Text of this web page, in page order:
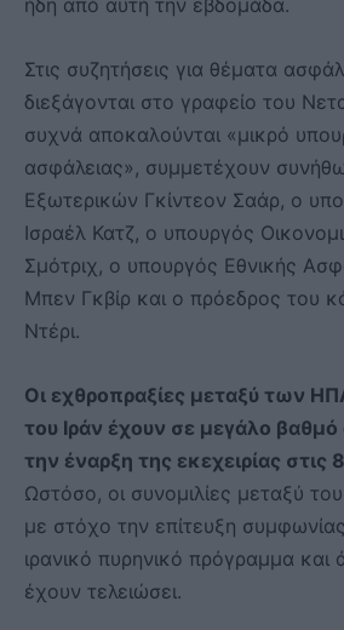
Στις συζητήσεις για θέματα
διεξάγονται στο γραφείο του
συχνά αποκαλούνται «μικρό
ασφάλειας», συμμετέχουν
Εξωτερικών Γκίντεον Σαάρ, ο
Ισραέλ Κατζ, ο υπουργός
Σμότριχ, ο υπουργός Εθνικής
Μπεν Γκβίρ και ο πρόεδρος του
Ντέρι.
Οι εχθροπραξίες μεταξύ των
του Ιράν έχουν σε μεγάλο
την έναρξη της εκεχειρίας στις
Ωστόσο, οι συνομιλίες μεταξύ
με στόχο την επίτευξη
ιρανικό πυρηνικό πρόγραμμα και
έχουν τελειώσει.